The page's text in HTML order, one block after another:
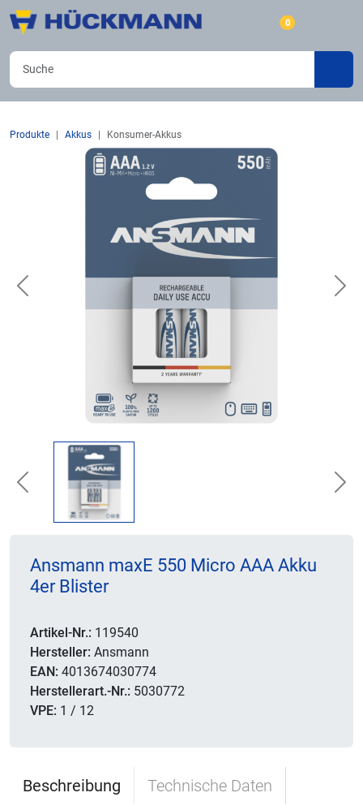
0
Produkte Akkus Konsumer-Akkus
Previous
Previous
Ansmann maxE 550 Micro AAA Akku
4er Blister
Artikel-Nr.: 119540
Hersteller: Ansmann
EAN: 4013674030774
Herstellerart.-Nr.: 5030772
VPE: 1 / 12
Beschreibung
Technische Daten